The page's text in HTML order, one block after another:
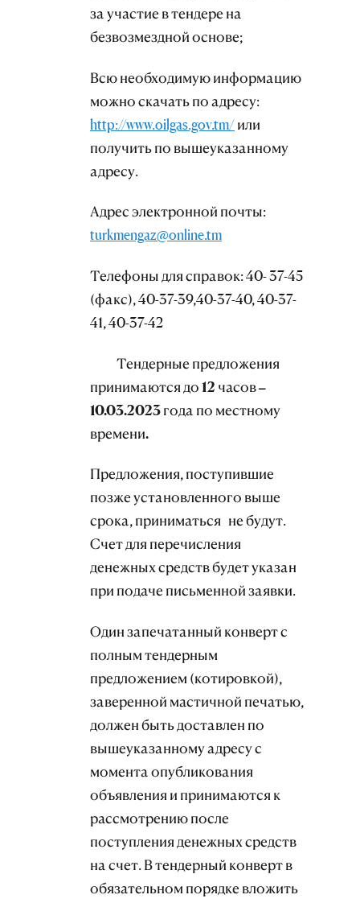
за участие в тендере на
безвозмездной основе;
Всю необходимую информацию
можно скачать по адресу:
http://www.oilgas.gov.tm/или
получить по вышеуказанному
адресу.
Адрес электронной почты:
turkmengaz@online.tm
Телефоны для справок: 40- 37-45
(факс), 40-37-39,40-37-40, 40-37-
41, 40-37-42
Тендерные предложения
принимаются до 12 часов –
10.03.2023 года по местному
времени.
Предложения, поступившие
позже установленного выше
срока, приниматься не будут.
Счет для перечисления
денежных средств будет указан
при подаче письменной заявки.
Один запечатанный конверт с
полным тендерным
предложением (котировкой),
заверенной мастичной печатью,
должен быть доставлен по
вышеуказанному адресу с
момента опубликования
объявления и принимаются к
рассмотрению после
поступления денежных средств
на счет. В тендерный конверт в
обязательном порядке вложить